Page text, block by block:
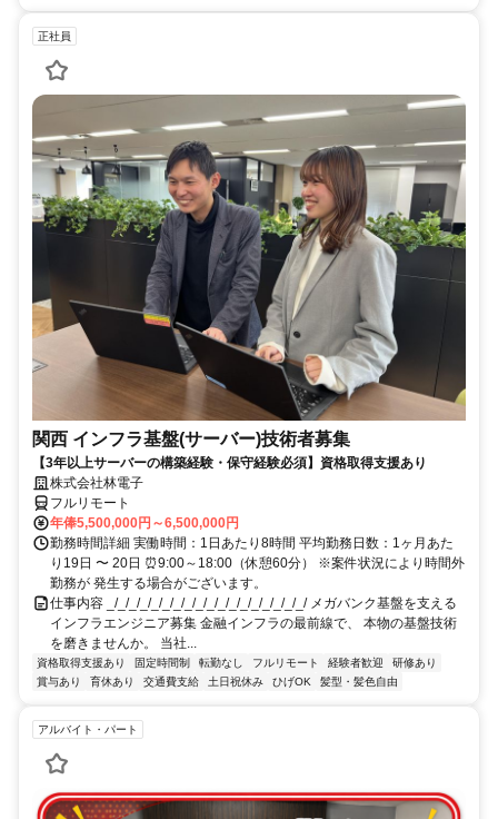
正社員
関西 インフラ基盤(サーバー)技術者募集
【3年以上サーバーの構築経験・保守経験必須】資格取得支援あり
株式会社林電子
フルリモート
年俸5,500,000円～6,500,000円
勤務時間詳細 実働時間：1日あたり8時間 平均勤務日数：1ヶ月あた
り19日 〜 20日 ⏰9:00～18:00（休憩60分） ※案件状況により時間外
勤務が 発生する場合がございます。
仕事内容 _/_/_/_/_/_/_/_/_/_/_/_/_/_/_/_/_/_/ メガバンク基盤を支える
インフラエンジニア募集 金融インフラの最前線で、 本物の基盤技術
を磨きませんか。 当社...
資格取得支援あり 固定時間制 転勤なし フルリモート 経験者歓迎
研修あり
賞与あり
育休あり 交通費支給 土日祝休み ひげOK 髪型・髪色自由
アルバイト・パート